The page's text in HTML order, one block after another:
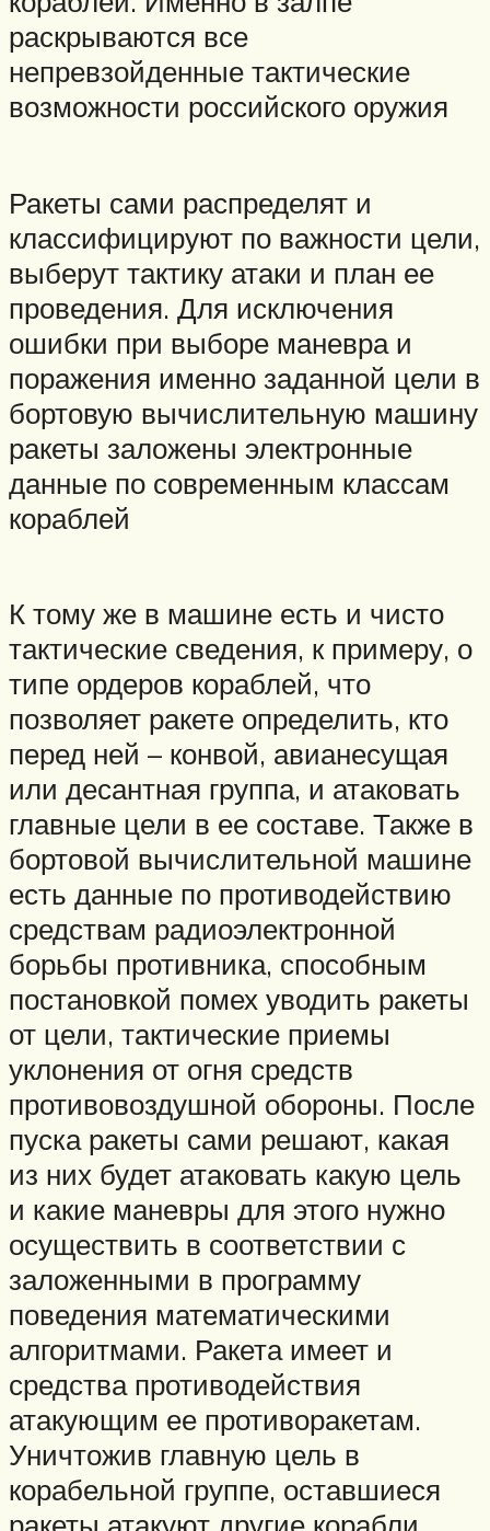
раскрываются все
непревзойденные тактические
возможности российского оружия
Ракеты сами распределят и
классифицируют по важности цели,
выберут тактику атаки и план ее
проведения. Для исключения
ошибки при выборе маневра и
поражения именно заданной цели в
бортовую вычислительную машину
ракеты заложены электронные
данные по современным классам
кораблей
К тому же в машине есть и чисто
тактические сведения, к примеру, о
типе ордеров кораблей, что
позволяет ракете определить, кто
перед ней – конвой, авианесущая
или десантная группа, и атаковать
главные цели в ее составе. Также в
бортовой вычислительной машине
есть данные по противодействию
средствам радиоэлектронной
борьбы противника, способным
постановкой помех уводить ракеты
от цели, тактические приемы
уклонения от огня средств
противовоздушной обороны. После
пуска ракеты сами решают, какая
из них будет атаковать какую цель
и какие маневры для этого нужно
осуществить в соответствии с
заложенными в программу
поведения математическими
алгоритмами. Ракета имеет и
средства противодействия
атакующим ее противоракетам.
Уничтожив главную цель в
корабельной группе, оставшиеся